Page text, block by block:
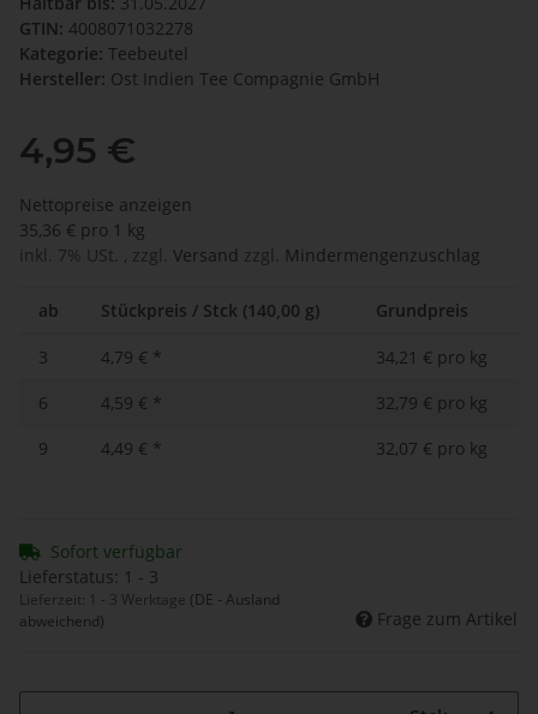
GTIN: 4008071032278
Kategorie: Teebeutel
Hersteller: Ost Indien Tee Compagnie GmbH
4,95 €
Nettopreise anzeigen
35,36 € pro 1 kg
inkl. 7% USt. , zzgl. Versand zzgl. Mindermengenzuschlag
ab Stückpreis / Stck (140,00 g) Grundpreis
3 4,79 € *
34,21 € pro kg
6
4,59 € *
32,79 € pro kg
9
4,49 € * 32,07 € pro kg
Sofort verfügbar
Lieferstatus: 1 - 3
Lieferzeit: 1 - 3 Werktage (DE - Ausland
abweichend)
Frage zum Artikel